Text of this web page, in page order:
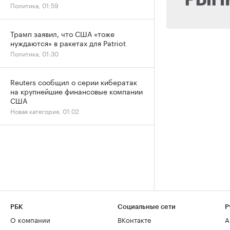
Политика, 01:59
Трамп заявил, что США «тоже
нуждаются» в ракетах для Patriot
Политика, 01:30
Reuters сообщил о серии кибератак
на крупнейшие финансовые компании
США
Новая категория, 01:02
РБК
О компании
Социальные сети
ВКонтакте